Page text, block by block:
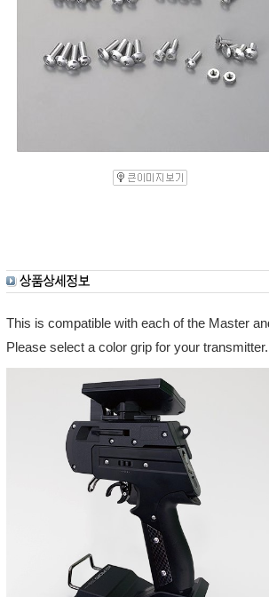
This is compatible with each of the Master
Please select a color grip for your transmitter.